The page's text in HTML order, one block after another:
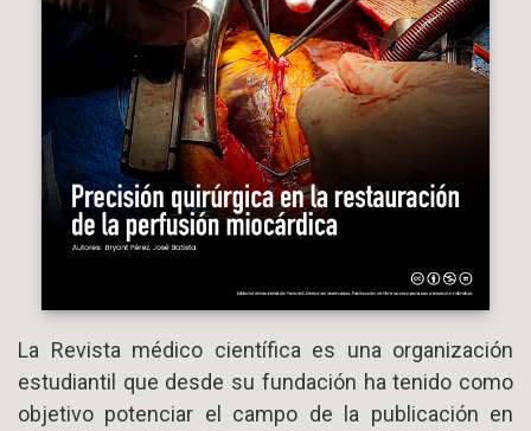
La Revista médico científica es una organización
estudiantil que desde su fundación ha tenido como
objetivo potenciar el campo de la publicación en